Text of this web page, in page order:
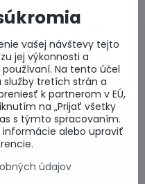
Skladom u dodávateľa
12,39 €
Do košíka
vašej návštevy tejto
jej výkonnosti a
Na tento účel
tretích strán a
k partnerom v EÚ,
na „Prijať všetky
s týmto spracovaním.
alebo upraviť
údajov